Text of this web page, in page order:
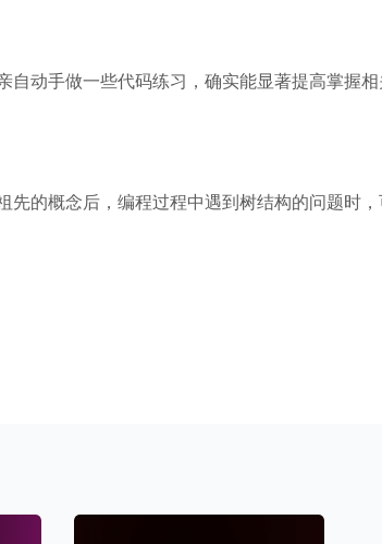
自动手做一些代码练习，确实能显著提高掌握
先的概念后，编程过程中遇到树结构的问题时